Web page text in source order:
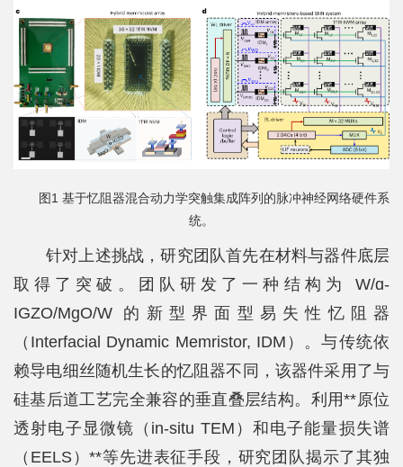
生
工
校
中
心
图1 基于忆阻器混合动力学突触集成阵列的脉冲神经网络硬件系
统。
针对上述挑战，研究团队首先在材料与器件底层
取得了突破。团队研发了一种结构为 W/ɑ-
IGZO/MgO/W 的新型界面型易失性忆阻器
（Interfacial Dynamic Memristor, IDM）。与传统依
赖导电细丝随机生长的忆阻器不同，该器件采用了与
硅基后道工艺完全兼容的垂直叠层结构。利用**原位
透射电子显微镜（in-situ TEM）和电子能量损失谱
（EELS）**等先进表征手段，研究团队揭示了其独